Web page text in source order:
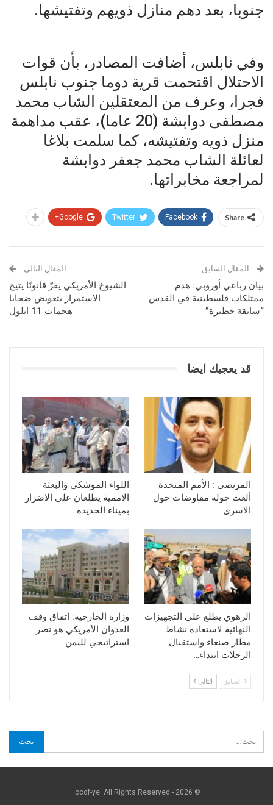
جنوبا، بعد دهم منازل ذويهم وتفتيشها.
وفي نابلس، أضافت المصادر، بأن قوات
الاحتلال اقتحمت قرية دوما جنوب نابلس
فجرا، وعرف من المعتقلين الشاب محمد
مصطفى دوابشة (20 عاما)، عقب مداهمة
منزل ذويه وتفتيشه، كما سلمت بلاغا
لعائلة الشاب محمد جعفر دوابشة
لمراجعة مخابراتها.
Share
Facebook
Twitter
Google+
المقال السابق
بيان رباعي أوروبي: هدم
ممتلكات فلسطينية في القدس
“سابقة خطيرة”
المقال التالي
الشيوخ الأمريكي يقرّ قانونًا يتيح
الاستمرار بتعويض ضحايا
هجمات 11 ايلول
قد يعجبك ايضا
المرتضى : الأمم المتحدة
ألغت جولة مفاوضات حول
الاسرى
اللواء الموشكي والبعثة
الاممية يطلعان على الاضرار
بميناء الحديدة
الرهوي يطلع على التجهيزات
النهائية لاستعادة نشاط
مطار صنعاء واستقبال
الرحلات ابتداء…
وزارة الخارجية: اتفاق وقف
العدوان الأمريكي هو نصر
استراتيجي لليمن
السابق التالي
© 2026 - ccdf-ye. All Rights Reserved.